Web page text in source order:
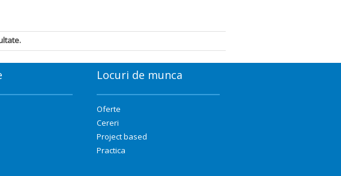
Locuri de munca
Oferte
Cereri
Project based
Practica